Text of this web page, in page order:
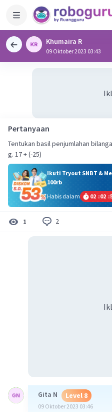
Khumaira R
09 Oktober 2023 03:43
Pertanyaan
Tentukan basil penjumlahan
g. 17 + (-25)
Ikuti Tryout SNBT &
100rb
Habis dalam
02 :02 :
1 2
Gita N Level 8
09 Oktober 2023 03:46